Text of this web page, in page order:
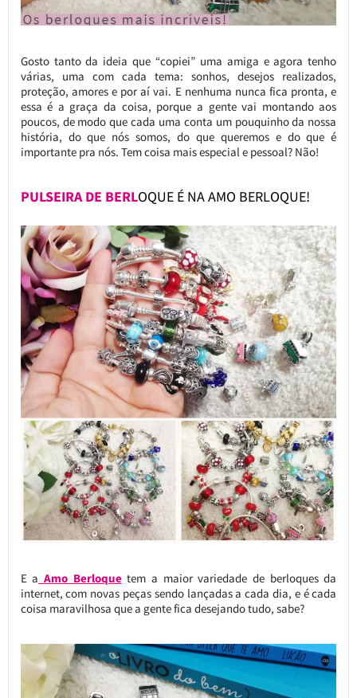
Gosto tanto da ideia que “copiei” uma amiga e agora tenho
várias, uma com cada tema: sonhos, desejos realizados,
proteção, amores e por aí vai. E nenhuma nunca fica pronta, e
essa é a graça da coisa, porque a gente vai montando aos
poucos, de modo que cada uma conta um pouquinho da nossa
história, do que nós somos, do que queremos e do que é
importante pra nós. Tem coisa mais especial e pessoal? Não!
PULSEIRA DE BERLOQUE É NA AMO BERLOQUE!
E a Amo Berloquetem a maior variedade de berloques da
internet, com novas peças sendo lançadas a cada dia, e é cada
coisa maravilhosa que a gente fica desejando tudo, sabe?